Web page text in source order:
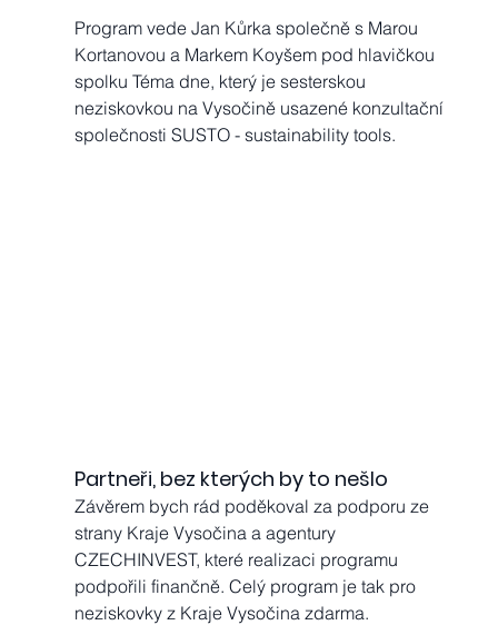
Program vede Jan Kůrka společně s Marou
Kortanovou a Markem Koyšem pod hlavičkou
spolku Téma dne, který je sesterskou
neziskovkou na Vysočině usazené konzultační
společnosti SUSTO - sustainability tools.
Partneři, bez kterých by to nešlo
Závěrem bych rád poděkoval za podporu ze
strany Kraje Vysočina a agentury
CZECHINVEST, které realizaci programu
podpořili finančně. Celý program je tak pro
neziskovky z Kraje Vysočina zdarma.